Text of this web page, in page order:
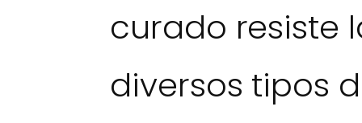
curado resiste
diversos tipos